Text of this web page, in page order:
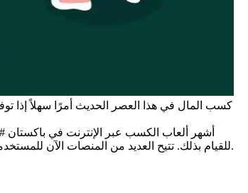
كسب المال في هذا العصر الحديث أمرًا سهلاً إذا
للقيام بذلك. تتيح العديد من المنصات الآن للمستخدمين اللعب وكسب مكافآت نقدية حقيقية. إذا كنت مهتمًا بكسب المال أثناء الاستمتاع، فإليك بعضًا من أفضل ألعاب الكسب عبر الإنترنت الشائعة في باكستان.